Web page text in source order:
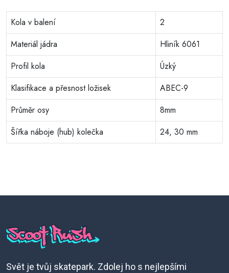
Kola v balení
2
Materiál jádra
Hliník 6061
Profil kola
Úzký
Klasifikace a přesnost ložisek
ABEC-9
Průměr osy
8mm
Šířka náboje (hub) kolečka
24, 30 mm
Svět je tvůj skatepark. Zdolej ho s nejlepšími